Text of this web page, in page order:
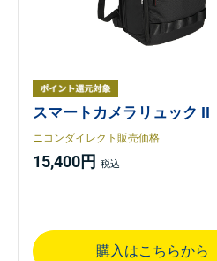
スマートカメラリュック II
ニコンダイレクト販売価格
15,400円
購入はこちらから